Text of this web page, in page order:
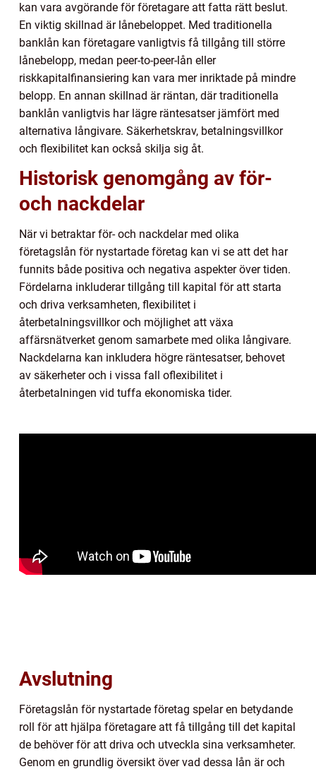
kan vara avgörande för företagare att fatta rätt beslut.
En viktig skillnad är lånebeloppet. Med traditionella
banklån kan företagare vanligtvis få tillgång till större
lånebelopp, medan peer-to-peer-lån eller
riskkapitalfinansiering kan vara mer inriktade på mindre
belopp. En annan skillnad är räntan, där traditionella
banklån vanligtvis har lägre räntesatser jämfört med
alternativa långivare. Säkerhetskrav, betalningsvillkor
och flexibilitet kan också skilja sig åt.
Historisk genomgång av för-
och nackdelar
När vi betraktar för- och nackdelar med olika
företagslån för nystartade företag kan vi se att det har
funnits både positiva och negativa aspekter över tiden.
Fördelarna inkluderar tillgång till kapital för att starta
och driva verksamheten, flexibilitet i
återbetalningsvillkor och möjlighet att växa
affärsnätverket genom samarbete med olika långivare.
Nackdelarna kan inkludera högre räntesatser, behovet
av säkerheter och i vissa fall oflexibilitet i
återbetalningen vid tuffa ekonomiska tider.
Avslutning
Företagslån för nystartade företag spelar en betydande
roll för att hjälpa företagare att få tillgång till det kapital
de behöver för att driva och utveckla sina verksamheter.
Genom en grundlig översikt över vad dessa lån är och